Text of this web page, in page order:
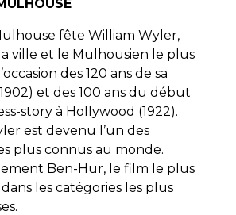
fête William Wyler,
ville et le Mulhousien le plus
des 120 ans de sa
et des 100 ans du début
story à Hollywood (1922).
est devenu l’un des
plus connus au monde.
Ben-Hur, le film le plus
dans les catégories les plus